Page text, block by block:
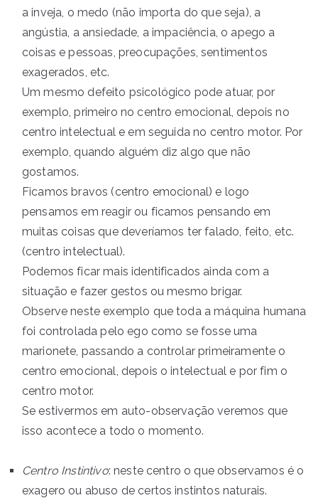
a inveja, o medo (não importa do que seja), a
angústia, a ansiedade, a impaciência, o apego a
coisas e pessoas, preocupações, sentimentos
exagerados, etc.
Um mesmo defeito psicológico pode atuar, por
exemplo, primeiro no centro emocional, depois no
centro intelectual e em seguida no centro motor. Por
exemplo, quando alguém diz algo que não
gostamos.
Ficamos bravos (centro emocional) e logo
pensamos em reagir ou ficamos pensando em
muitas coisas que deveríamos ter falado, feito, etc.
(centro intelectual).
Podemos ficar mais identificados ainda com a
situação e fazer gestos ou mesmo brigar.
Observe neste exemplo que toda a máquina humana
foi controlada pelo ego como se fosse uma
marionete, passando a controlar primeiramente o
centro emocional, depois o intelectual e por fim o
centro motor.
Se estivermos em auto-observação veremos que
isso acontece a todo o momento.
Centro Instintivo: neste centro o que observamos é o
exagero ou abuso de certos instintos naturais.